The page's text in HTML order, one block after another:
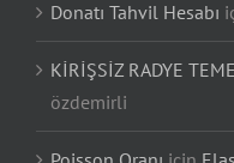
Donatı Tahvil Hesabı
KİRİŞSİZ RADYE
özdemirli